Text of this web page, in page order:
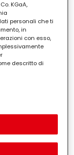
delle feste, può
salata
decisi. Ideale
o piatto
panettone
per
perfetta per
KGaA,
personali che ti
in
con esso,
descritto di
Informativa sulla
anche